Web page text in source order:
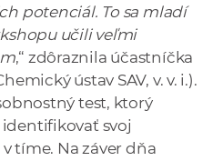
potenciál. To sa mladí
učili veľmi
,“ zdôraznila účastníčka
ústav SAV, v. v. i.).
test, ktorý
svoj
tíme. Na záver dňa